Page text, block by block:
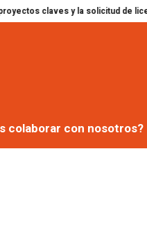
y la solicitud de licencia de
colaborar con nosotros?